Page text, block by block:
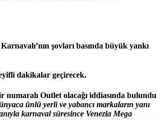
şovları basında büyük yankı
dakikalar geçirecek.
Outlet olacağı iddiasında bulundu
ünlü yerli ve yabancı markaların yanı
karnaval süresince Venezia Mega